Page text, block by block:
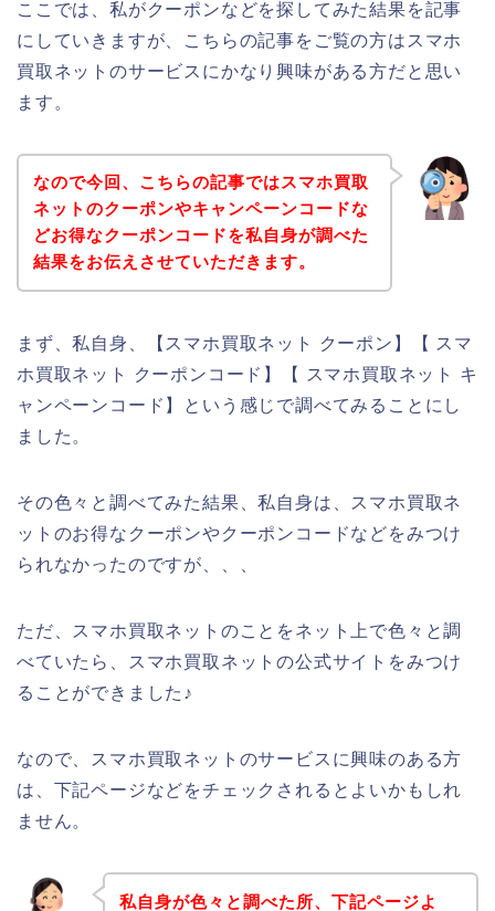
ここでは、私がクーポンなどを探してみた結果を記事
にしていきますが、こちらの記事をご覧の方はスマホ
買取ネットのサービスにかなり興味がある方だと思い
ます。
なので今回、こちらの記事ではスマホ買取
ネットのクーポンやキャンペーンコードな
どお得なクーポンコードを私自身が調べた
結果をお伝えさせていただきます。
まず、私自身、【スマホ買取ネット クーポン】【 スマ
ホ買取ネット クーポンコード】【 スマホ買取ネット キ
ャンペーンコード】という感じで調べてみることにし
ました。
その色々と調べてみた結果、私自身は、スマホ買取ネ
ットのお得なクーポンやクーポンコードなどをみつけ
られなかったのですが、、、
ただ、スマホ買取ネットのことをネット上で色々と調
べていたら、スマホ買取ネットの公式サイトをみつけ
ることができました♪
なので、スマホ買取ネットのサービスに興味のある方
は、下記ページなどをチェックされるとよいかもしれ
ません。
私自身が色々と調べた所、下記ページよ